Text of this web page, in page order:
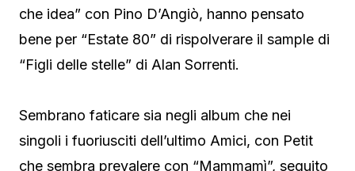
che idea” con Pino D’Angiò, hanno pensato
bene per “Estate 80” di rispolverare il sample di
“Figli delle stelle” di Alan Sorrenti.
Sembrano faticare sia negli album che nei
singoli i fuoriusciti dell’ultimo Amici, con Petit
che sembra prevalere con “Mammamì”, seguito